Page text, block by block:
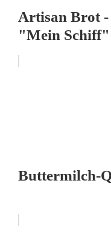
Artisan Brot -
"Mein Schiff"
Buttermilch-